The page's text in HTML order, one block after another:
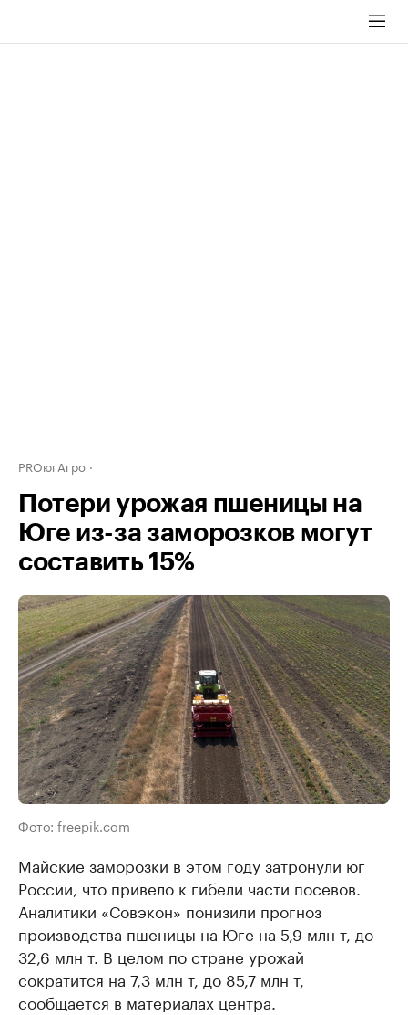
PROюгАгро
Потери урожая пшеницы на
Юге из-за заморозков могут
составить 15%
Фото: freepik.com
Майские заморозки в этом году затронули юг
России, что привело к гибели части посевов.
Аналитики «Совэкон» понизили прогноз
производства пшеницы на Юге на 5,9 млн т, до
32,6 млн т. В целом по стране урожай
сократится на 7,3 млн т, до 85,7 млн т,
сообщается в материалах центра.